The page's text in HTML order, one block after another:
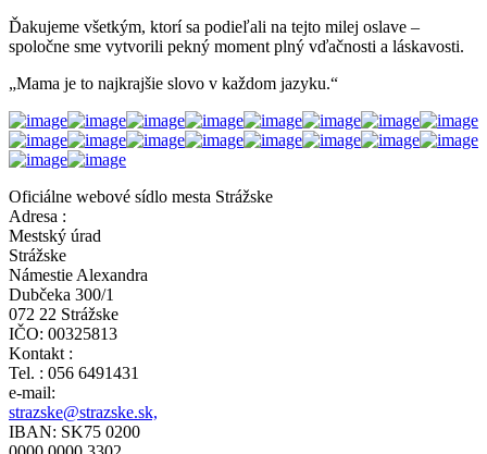
Ďakujeme všetkým, ktorí sa podieľali na tejto milej oslave –
spoločne sme vytvorili pekný moment plný vďačnosti a láskavosti.
„Mama je to najkrajšie slovo v každom jazyku.“
Oficiálne webové sídlo mesta Strážske
Adresa :
Mestský úrad
Strážske
Námestie Alexandra
Dubčeka 300/1
072 22 Strážske
IČO: 00325813
Kontakt :
Tel. : 056 6491431
e-mail:
strazske@strazske.sk,
IBAN: SK75 0200